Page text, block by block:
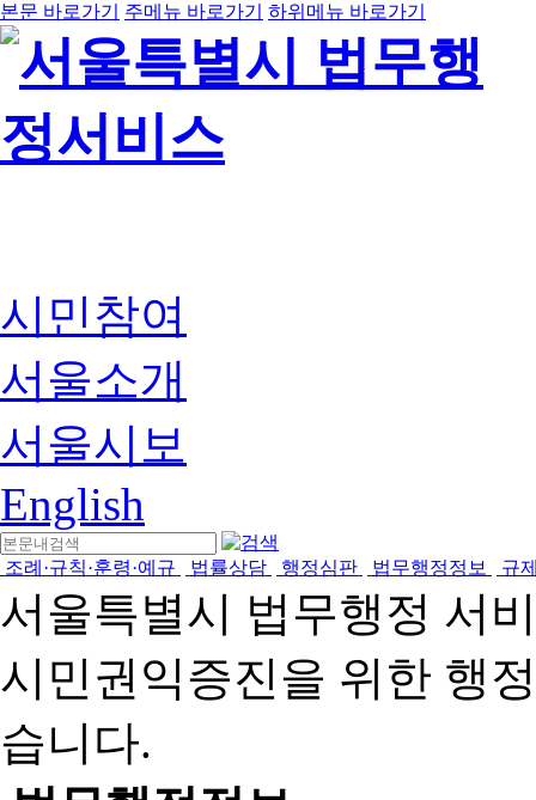
본문 바로가기 주메뉴 바로가기 하위메뉴 바로가기
시민참여
서울소개
서울시보
English
조례·규칙·훈령·예규 법률상담 행정심판 법무행정정보 규
서울특별시 법무행정 서
시민권익증진을 위한 행
습니다.